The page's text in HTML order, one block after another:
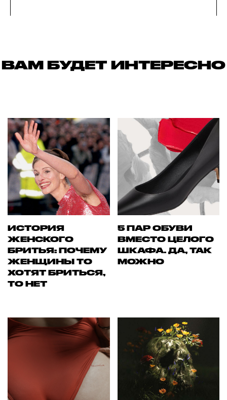
ВАМ БУДЕТ ИНТЕРЕСНО
ИСТОРИЯ
ЖЕНСКОГО
БРИТЬЯ: ПОЧЕМУ
ЖЕНЩИНЫ ТО
ХОТЯТ БРИТЬСЯ,
ТО НЕТ
5 ПАР ОБУВИ
ВМЕСТО ЦЕЛОГО
ШКАФА. ДА, ТАК
МОЖНО